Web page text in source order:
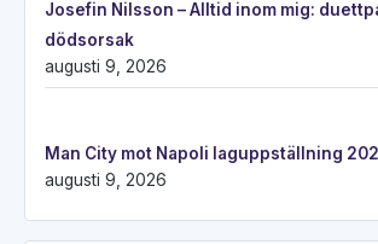
Josefin Nilsson – Alltid inom mig:
dödsorsak
augusti 9, 2026
Man City mot Napoli laguppställning
augusti 9, 2026